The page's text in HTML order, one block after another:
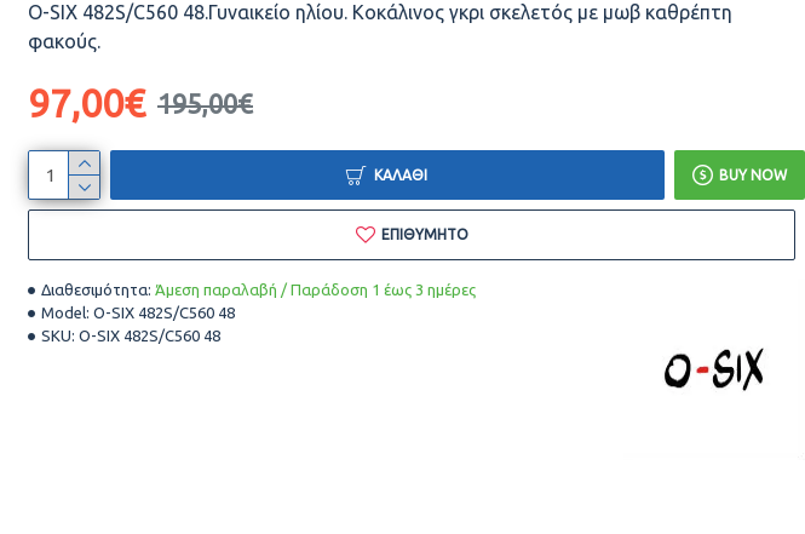
O-SIX 482S/C560 48.Γυναικείο ηλίου. Κοκάλινος γκρι σκελετός με μωβ καθρέπτη
φακούς.
Διαθεσιμότητα: Άμεση παραλαβή / Παράδοση 1 έως 3 ημέρες
Model: O-SIX 482S/C560 48
SKU: O-SIX 482S/C560 48
97,00€ 195,00€
ΚΑΛΆΘΙ BUY NOW
ΕΠΙΘΥΜΗΤΌ